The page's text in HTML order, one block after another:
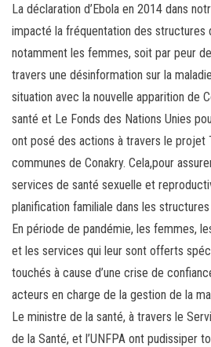
bo
ok
tt
er
ail ag
er
La déclaration d’Ebola en 2014 dans
impacté la fréquentation des structures
notamment les femmes, soit par peur
travers une désinformation sur la
situation avec la nouvelle apparition de
santé et Le Fonds des Nations Unies
ont posé des actions à travers le projet
communes de Conakry. Cela,pour
services de santé sexuelle et
planification familiale dans les
En période de pandémie, les femmes,
et les services qui leur sont offerts
touchés à cause d’une crise de
acteurs en charge de la gestion de la
Le ministre de la santé, à travers le
de la Santé, et l’UNFPA ont pudissiper